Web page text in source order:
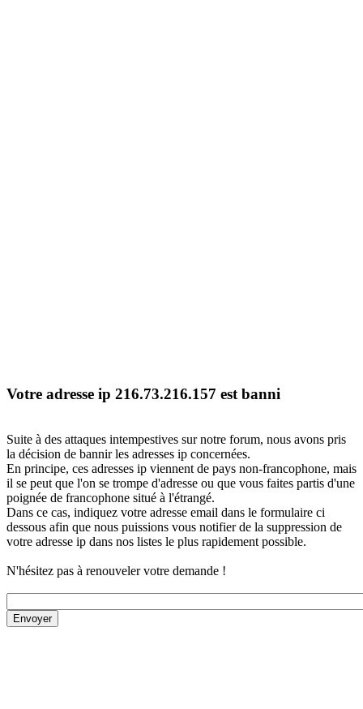
Votre adresse ip 216.73.216.157 est banni
Suite à des attaques intempestives sur notre forum, nous avons pris
la décision de bannir les adresses ip concernées.
En principe, ces adresses ip viennent de pays non-francophone, mais
il se peut que l'on se trompe d'adresse ou que vous faites partis d'une
poignée de francophone situé à l'étrangé.
Dans ce cas, indiquez votre adresse email dans le formulaire ci
dessous afin que nous puissions vous notifier de la suppression de
votre adresse ip dans nos listes le plus rapidement possible.
N'hésitez pas à renouveler votre demande !